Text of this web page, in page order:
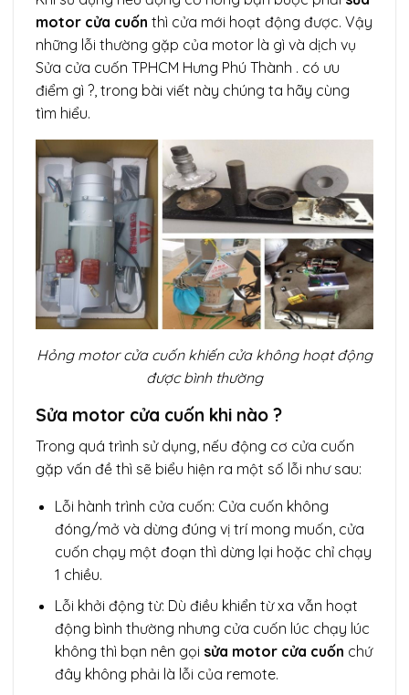
motor cửa cuốn thì cửa mới hoạt động được. Vậy
những lỗi thường gặp của motor là gì và dịch vụ
Sửa cửa cuốn TPHCM Hưng Phú Thành . có ưu
điểm gì ?, trong bài viết này chúng ta hãy cùng
tìm hiểu.
Hỏng motor cửa cuốn khiến cửa không hoạt động
được bình thường
Sửa motor cửa cuốn khi nào ?
Trong quá trình sử dụng, nếu động cơ cửa cuốn
gặp vấn đề thì sẽ biểu hiện ra một số lỗi như sau:
Lỗi hành trình cửa cuốn: Cửa cuốn không
đóng/mở và dừng đúng vị trí mong muốn, cửa
cuốn chạy một đoạn thì dừng lại hoặc chỉ chạy
1 chiều.
Lỗi khởi động từ: Dù điều khiển từ xa vẫn hoạt
động bình thường nhưng cửa cuốn lúc chạy lúc
không thì bạn nên gọi sửa motor cửa cuốn chứ
đây không phải là lỗi của remote.